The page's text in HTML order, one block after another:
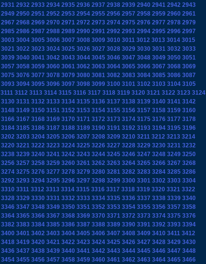
2931 2932 2933 2934 2935 2936 2937 2938 2939 2940 2941 2942 2943
2949 2950 2951 2952 2953 2954 2955 2956 2957 2958 2959 2960 2961
2967 2968 2969 2970 2971 2972 2973 2974 2975 2976 2977 2978 2979
2985 2986 2987 2988 2989 2990 2991 2992 2993 2994 2995 2996 2997
3003 3004 3005 3006 3007 3008 3009 3010 3011 3012 3013 3014 3015
3021 3022 3023 3024 3025 3026 3027 3028 3029 3030 3031 3032 3033
3039 3040 3041 3042 3043 3044 3045 3046 3047 3048 3049 3050 3051
3057 3058 3059 3060 3061 3062 3063 3064 3065 3066 3067 3068 3069
3075 3076 3077 3078 3079 3080 3081 3082 3083 3084 3085 3086 3087
3093 3094 3095 3096 3097 3098 3099 3100 3101 3102 3103 3104 3105
3111 3112 3113 3114 3115 3116 3117 3118 3119 3120 3121 3122 3123 3124
3130 3131 3132 3133 3134 3135 3136 3137 3138 3139 3140 3141 3142
3148 3149 3150 3151 3152 3153 3154 3155 3156 3157 3158 3159 3160
3166 3167 3168 3169 3170 3171 3172 3173 3174 3175 3176 3177 3178
3184 3185 3186 3187 3188 3189 3190 3191 3192 3193 3194 3195 3196
3202 3203 3204 3205 3206 3207 3208 3209 3210 3211 3212 3213 3214
3220 3221 3222 3223 3224 3225 3226 3227 3228 3229 3230 3231 3232
3238 3239 3240 3241 3242 3243 3244 3245 3246 3247 3248 3249 3250
3256 3257 3258 3259 3260 3261 3262 3263 3264 3265 3266 3267 3268
3274 3275 3276 3277 3278 3279 3280 3281 3282 3283 3284 3285 3286
3292 3293 3294 3295 3296 3297 3298 3299 3300 3301 3302 3303 3304
3310 3311 3312 3313 3314 3315 3316 3317 3318 3319 3320 3321 3322
3328 3329 3330 3331 3332 3333 3334 3335 3336 3337 3338 3339 3340
3346 3347 3348 3349 3350 3351 3352 3353 3354 3355 3356 3357 3358
3364 3365 3366 3367 3368 3369 3370 3371 3372 3373 3374 3375 3376
3382 3383 3384 3385 3386 3387 3388 3389 3390 3391 3392 3393 3394
3400 3401 3402 3403 3404 3405 3406 3407 3408 3409 3410 3411 3412
3418 3419 3420 3421 3422 3423 3424 3425 3426 3427 3428 3429 3430
3436 3437 3438 3439 3440 3441 3442 3443 3444 3445 3446 3447 3448
3454 3455 3456 3457 3458 3459 3460 3461 3462 3463 3464 3465 3466